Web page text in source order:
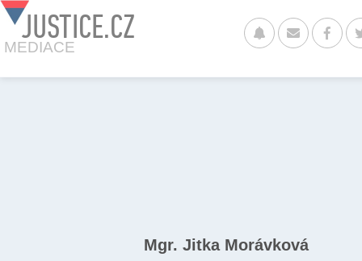
JUSTICE.CZ
MEDIACE
Mgr. Jitka Morávková